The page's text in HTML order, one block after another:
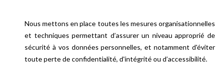
Nous mettons en place toutes les mesures organisationnelles
et techniques permettant d’assurer un niveau approprié de
sécurité à vos données personnelles, et notamment d'éviter
toute perte de confidentialité, d'intégrité ou d’accessibilité.